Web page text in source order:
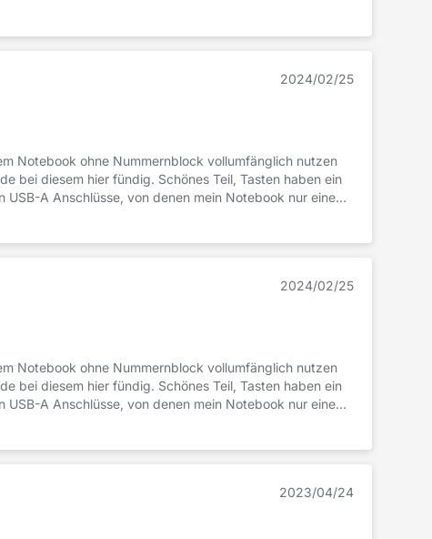
2024/02/25
Notebook ohne Nummernblock vollumfänglich nutzen
bei diesem hier fündig. Schönes Teil, Tasten haben ein
A Anschlüsse, von denen mein Notebook nur einen
2024/02/25
Notebook ohne Nummernblock vollumfänglich nutzen
bei diesem hier fündig. Schönes Teil, Tasten haben ein
A Anschlüsse, von denen mein Notebook nur einen
2023/04/24